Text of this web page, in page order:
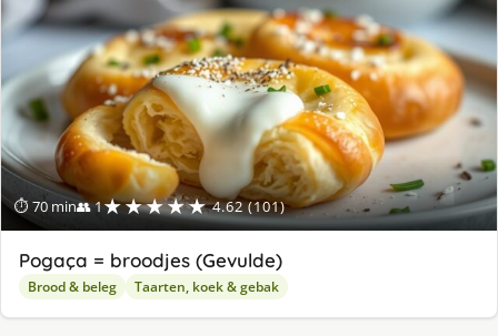
⏱ 70 min👥 1★★★★★ 4.62 (101)
Pogaça = broodjes (Gevulde)
Brood & beleg Taarten, koek & gebak